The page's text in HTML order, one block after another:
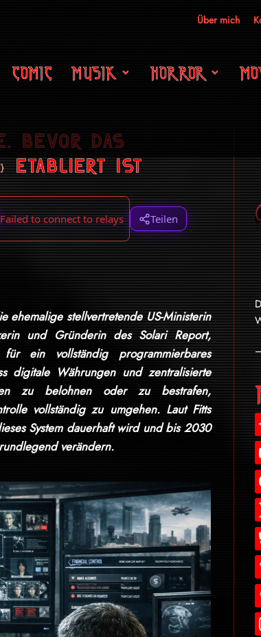
Über mich
COMIC MUSIK HORROR
bevor das
etabliert ist
Teilen
ehemalige stellvertretende US-Ministerin
und Gründerin des Solari Report,
ein vollständig programmierbares
digitale Währungen und zentralisierte
zu belohnen oder zu bestrafen,
vollständig zu umgehen. Laut Fitts
System dauerhaft wird und bis 2030
verändern.